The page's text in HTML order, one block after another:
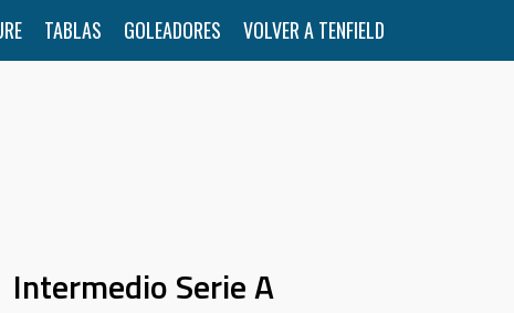
TABLAS GOLEADORES VOLVER A TENFIELD
Intermedio Serie A